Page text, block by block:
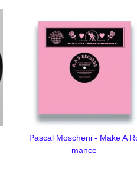
Pascal Moscheni - Make A
mance